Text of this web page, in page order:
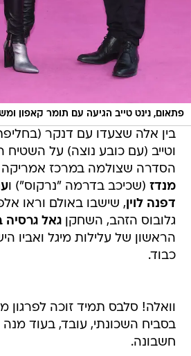
פתאום, נינט טייב הגיעה עם תומר קאפון
בין אלה שצעדו עם דנקר
וטייב (עם כובע נוצה) על השטיח
הסדרה שצולמה במרכז
מנדז (שכיכב בדרמה "נרקוס") ו
דפנה לוין, שישבו באולם וראו
גלובוס הזהב, השחקןגאל גרסיה
הראשון של עלילות מיגל ואביו
כבוד.
וואלה! סלבס תמיד זוכה
בסביח השכונתי, עובד, בעוד מנה
חשבונה.